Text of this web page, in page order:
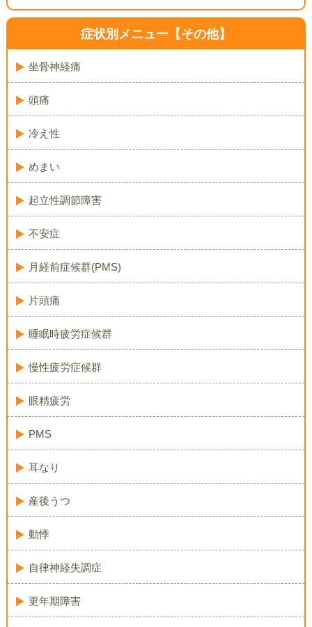
症状別メニュー【その他】
坐骨神経痛
頭痛
冷え性
めまい
起立性調節障害
不安症
月経前症候群(PMS)
片頭痛
睡眠時疲労症候群
慢性疲労症候群
眼精疲労
PMS
耳なり
産後うつ
動悸
自律神経失調症
更年期障害